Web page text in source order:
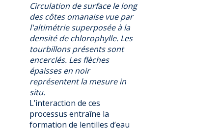
Circulation de surface le long
des côtes omanaise vue par
l'altimétrie superposée à la
densité de chlorophylle. Les
tourbillons présents sont
encerclés. Les flèches
épaisses en noir
représentent la mesure in
situ.
L’interaction de ces
processus entraîne la
formation de lentilles d’eau